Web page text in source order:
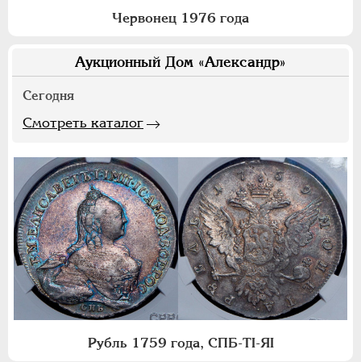
Червонец 1976 года
Аукционный Дом «Александр»
Сегодня
Смотреть каталог
Рубль 1759 года, СПБ-ТI-ЯI